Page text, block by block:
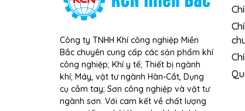
Công ty TNHH Khí công nghiệp Miền
Bắc chuyên cung cấp các sản phẩm khí
công nghiệp; Khí y tế; Thiết bị ngành
khí; Máy, vật tư ngành Hàn-Cắt, Dụng
cụ cầm tay; Sơn công nghiệp và vật tư
ngành sơn. Với cam kết về chất lượng